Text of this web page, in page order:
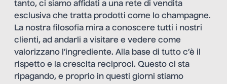
tanto, ci siamo affidati a una rete di vendita
esclusiva che tratta prodotti come lo champagne.
La nostra filosofia mira a conoscere tutti i nostri
clienti, ad andarli a visitare e vedere come
valorizzano l’ingrediente. Alla base di tutto c’è il
rispetto e la crescita reciproci. Questo ci sta
ripagando, e proprio in questi giorni stiamo